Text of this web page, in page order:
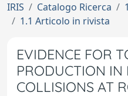
IRIS Catalogo Ricerca
1.1 Articolo in rivista
EVIDENCE FOR
PRODUCTION
COLLISIONS AT